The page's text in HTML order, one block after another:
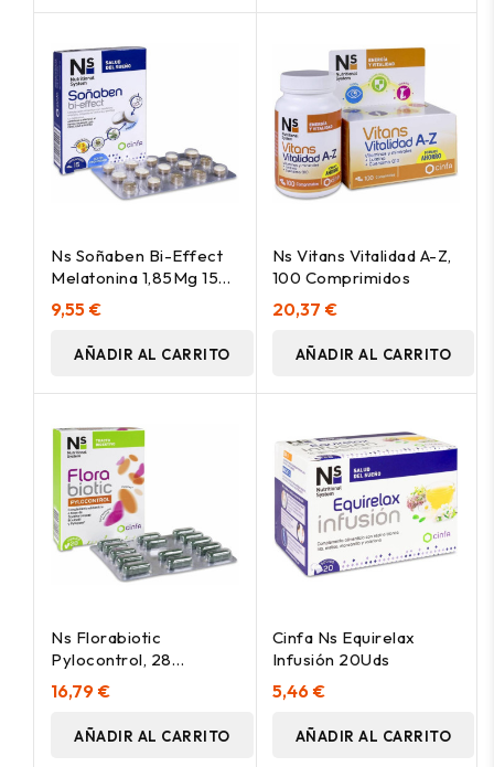
Ns Soñaben Bi-Effect
Melatonina 1,85Mg 15
Comp
9,55 €
AÑADIR AL CARRITO
Ns Vitans Vitalidad A-Z,
100 Comprimidos
20,37 €
AÑADIR AL CARRITO
Ns Florabiotic
Pylocontrol, 28
Cápsulas
16,79 €
AÑADIR AL CARRITO
Cinfa Ns Equirelax
Infusión 20Uds
5,46 €
AÑADIR AL CARRITO